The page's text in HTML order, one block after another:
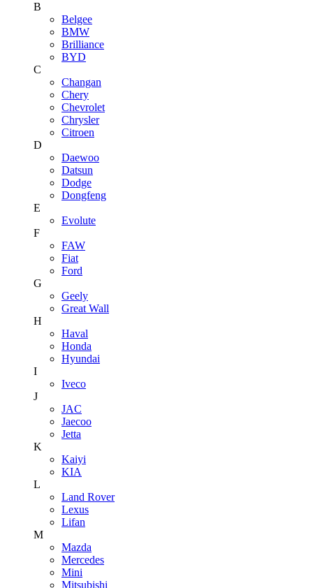
B
Belgee
BMW
Brilliance
BYD
C
Changan
Chery
Chevrolet
Chrysler
Citroen
D
Daewoo
Datsun
Dodge
Dongfeng
E
Evolute
F
FAW
Fiat
Ford
G
Geely
Great Wall
H
Haval
Honda
Hyundai
I
Iveco
J
JAC
Jaecoo
Jetta
K
Kaiyi
KIA
L
Land Rover
Lexus
Lifan
M
Mazda
Mercedes
Mini
Mitsubishi